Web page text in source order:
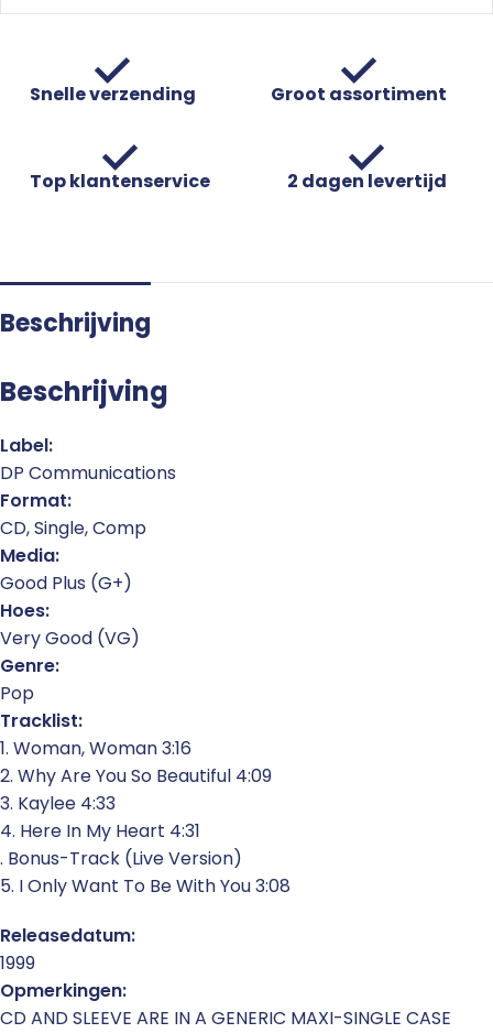
Snelle verzending Groot assortiment
Top klantenservice 2 dagen levertijd
Beschrijving
Beschrijving
Label:
DP Communications
Format:
CD, Single, Comp
Media:
Good Plus (G+)
Hoes:
Very Good (VG)
Genre:
Pop
Tracklist:
1. Woman, Woman 3:16
2. Why Are You So Beautiful 4:09
3. Kaylee 4:33
4. Here In My Heart 4:31
. Bonus-Track (Live Version)
5. I Only Want To Be With You 3:08
Releasedatum:
1999
Opmerkingen:
CD AND SLEEVE ARE IN A GENERIC MAXI-SINGLE CASE